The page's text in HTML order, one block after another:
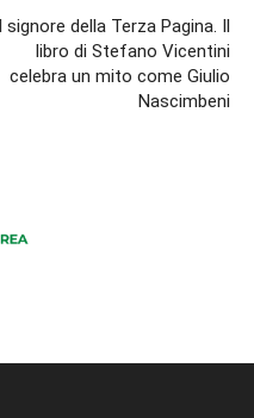
Il signore della Terza Pagina. Il
libro di Stefano Vicentini
celebra un mito come Giulio
Nascimbeni